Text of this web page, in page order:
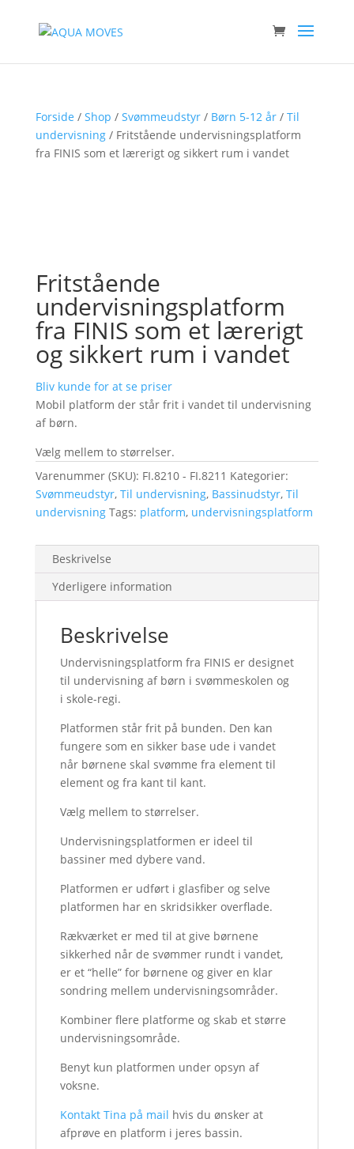
Forside / Shop / Svømmeudstyr/ Børn 5-12 år/ Til
undervisning/ Fritstående undervisningsplatform
fra FINIS som et lærerigt og sikkert rum i vandet
Fritstående
undervisningsplatform
fra FINIS som et lærerigt
og sikkert rum i vandet
Bliv kunde for at se priser
Mobil platform der står frit i vandet til undervisning
af børn.
Vælg mellem to størrelser.
Varenummer (SKU): FI.8210 - FI.8211 Kategorier:
Svømmeudstyr, Til undervisning, Bassinudstyr, Til
undervisning Tags: platform, undervisningsplatform
Beskrivelse
Yderligere information
Beskrivelse
Undervisningsplatform fra FINIS er designet
til undervisning af børn i svømmeskolen og
i skole-regi.
Platformen står frit på bunden. Den kan
fungere som en sikker base ude i vandet
når børnene skal svømme fra element til
element og fra kant til kant.
Vælg mellem to størrelser.
Undervisningsplatformen er ideel til
bassiner med dybere vand.
Platformen er udført i glasfiber og selve
platformen har en skridsikker overflade.
Rækværket er med til at give børnene
sikkerhed når de svømmer rundt i vandet,
er et “helle” for børnene og giver en klar
sondring mellem undervisningsområder.
Kombiner flere platforme og skab et større
undervisningsområde.
Benyt kun platformen under opsyn af
voksne.
Kontakt Tina på mail hvis du ønsker at
afprøve en platform i jeres bassin.